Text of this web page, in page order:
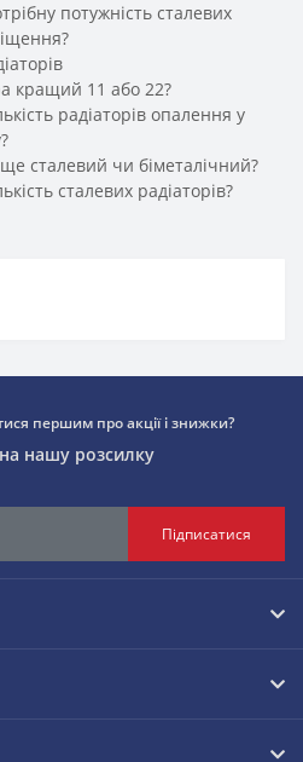
потужність сталевих
кращий 11 або 22?
радіаторів опалення у
сталевий чи біметалічний?
сталевих радіаторів?
першим про акції і знижки?
нашу розсилку
Підписатися